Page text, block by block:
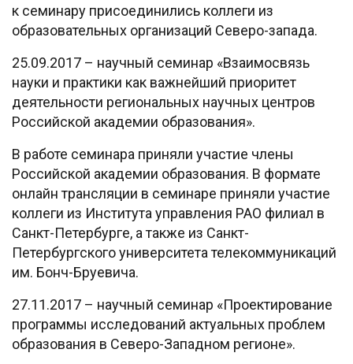
к семинару присоединились коллеги из
образовательных организаций Северо-запада.
25.09.2017 – научный семинар «Взаимосвязь
науки и практики как важнейший приоритет
деятельности региональных научных центров
Российской академии образования».
В работе семинара приняли участие члены
Российской академии образования. В формате
онлайн трансляции в семинаре приняли участие
коллеги из Института управления РАО филиал в
Санкт-Петербурге, а также из Санкт-
Петербургского университета телекоммуникаций
им. Бонч-Бруевича.
27.11.2017 – научный семинар «Проектирование
программы исследований актуальных проблем
образования в Северо-Западном регионе».